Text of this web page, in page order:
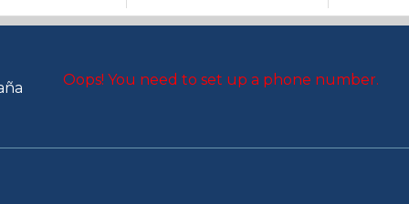
Oops! You need to set up a phone number.